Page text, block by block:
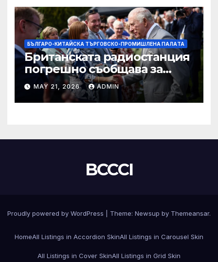
БЪЛГАРО-КИТАЙСКА ТЪРГОВСКО-ПРОМИШЛЕНА ПАЛAТА
Британската радиостанция
погрешно съобщава за
смъртта на крал Чарлз
MAY 21, 2026 ADMIN
BCCCI
Proudly powered by WordPress Theme: Newsup by Themeansar.
HomeAll Listings in Accordion SkinAll Listings in Carousel Skin
All Listings in Cover SkinAll Listings in Grid Skin